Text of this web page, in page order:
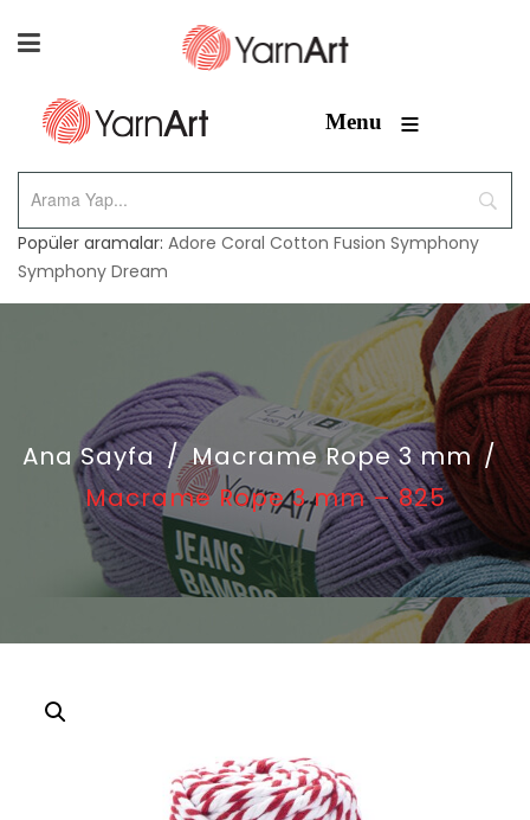
Menu ≡
Popüler aramalar: Adore Coral Cotton Fusion Symphony
Symphony Dream
Ana Sayfa / Macrame Rope 3 mm /
Macrame Rope 3 mm – 825